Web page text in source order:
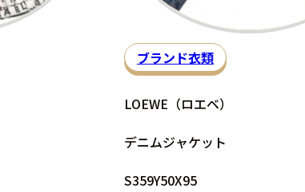
ブランド衣類
LOEWE（ロエベ）
デニムジャケット
S359Y50X95